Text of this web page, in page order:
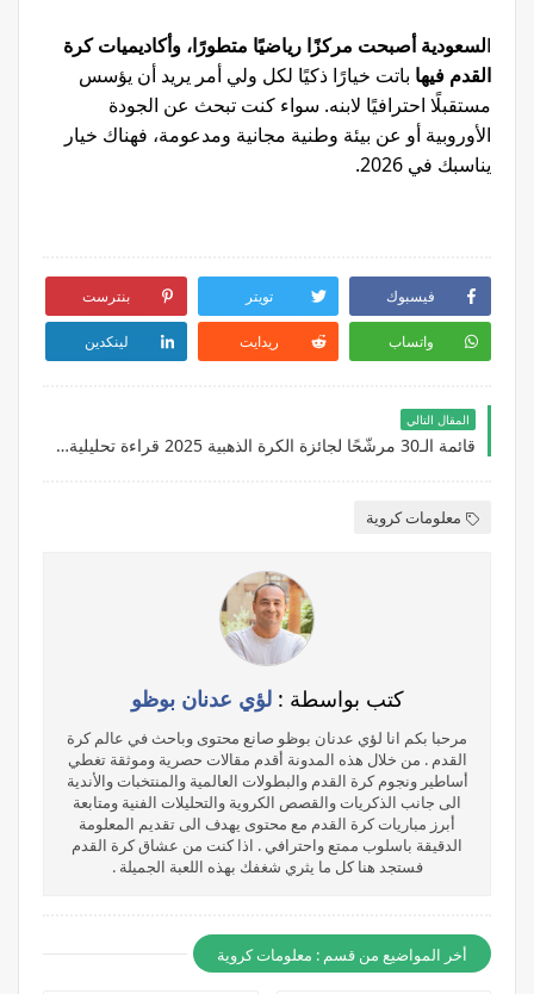
السعودية أصبحت مركزًا رياضيًا متطورًا، وأكاديميات كرة
القدم فيها باتت خيارًا ذكيًا لكل ولي أمر يريد أن يؤسس
مستقبلًا احترافيًا لابنه. سواء كنت تبحث عن الجودة
الأوروبية أو عن بيئة وطنية مجانية ومدعومة، فهناك خيار
يناسبك في 2026.
فيسبوك تويتر بنترست
واتساب ريدايت لينكدين
المقال التالي
قائمة الـ30 مرشّحًا لجائزة الكرة الذهبية 2025 قراءة تحليلية ترسم ملامح السباق قبل حفل باريس
معلومات كروية
كتب بواسطة :لؤي عدنان بوظو
مرحبا بكم انا لؤي عدنان بوظو صانع محتوى وباحث في عالم كرة
القدم . من خلال هذه المدونة أقدم مقالات حصرية وموثقة تغطي
أساطير ونجوم كرة القدم والبطولات العالمية والمنتخبات والأندية
الى جانب الذكريات والقصص الكروية والتحليلات الفنية ومتابعة
أبرز مباريات كرة القدم مع محتوى يهدف الى تقديم المعلومة
الدقيقة باسلوب ممتع واحترافي . اذا كنت من عشاق كرة القدم
فستجد هنا كل ما يثري شغفك بهذه اللعبة الجميلة .
أخر المواضيع من قسم : معلومات كروية